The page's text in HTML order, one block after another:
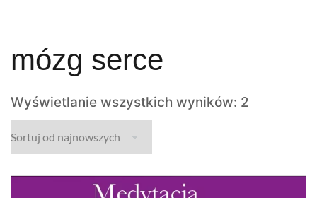
mózg serce
Wyświetlanie wszystkich wyników: 2